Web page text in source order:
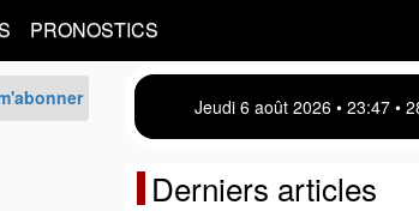
PRONOSTICS
Jeudi 6 août 2026 • 23 47 •
Derniers articles